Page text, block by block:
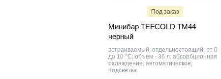
Под заказ
Минибар TEFCOLD TM44
черный
встраиваемый, отдельностоящий; от 0
до 10 °C; объем - 36 л; абсорбционная
охлаждение; автоматическое;
подсветка